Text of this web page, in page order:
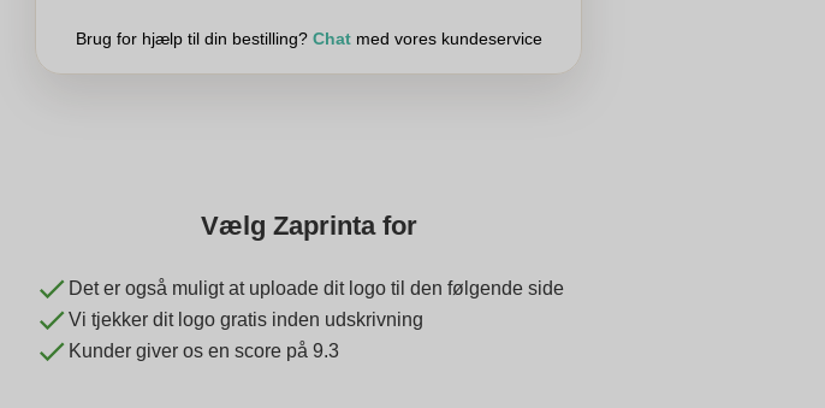
Brug for hjælp til din bestilling? Chatmed vores kundeservice
Vælg Zaprinta for
Det er også muligt at uploade dit logo til den følgende side
Vi tjekker dit logo gratis inden udskrivning
Kunder giver os en score på 9.3